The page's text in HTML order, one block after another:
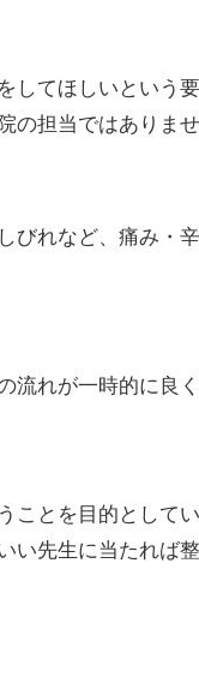
してほしいという
の担当ではありませ
びれなど、痛み・
流れが一時的に良
ことを目的としてい
い先生に当たれば